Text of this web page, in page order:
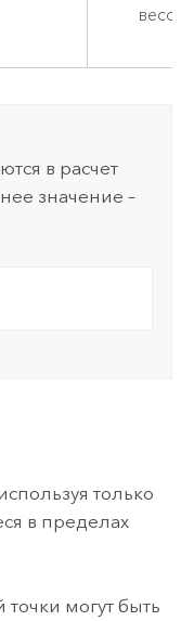
весов
в расчет
значение –
только
в пределах
точки могут быть